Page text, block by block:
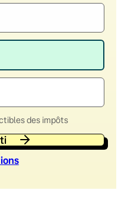
des impôts
s